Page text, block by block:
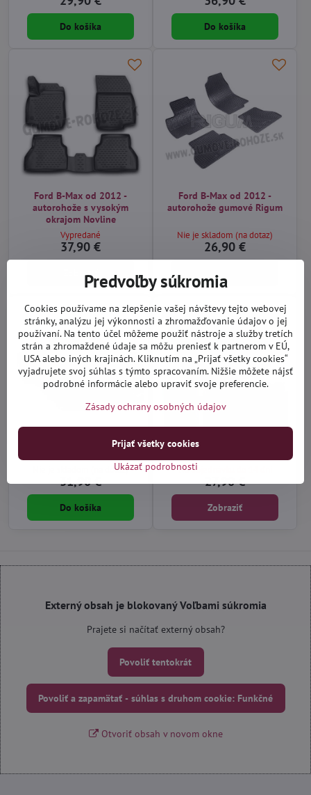
Do košíka Do košíka
Ford B-Max od 2012 -
autorohože s vysokým
okrajom Novline
Vypredané
37,90 €
Zobraziť
Ford B-Max od 2012 -
autorohože gumové Rigum
Nie je skladom (na dotaz)
26,90 €
Do košíka
Ford B-Max od 2015 -
autorohože gumové Gledring
Nie je skladom (na dotaz)
31,90 €
Do košíka
Ford B-Max od 2012 -
Na objednávku do 14 dní
27,90 €
Zobraziť
Externý obsah je blokovaný Voľbami súkromia
Prajete si načítať externý obsah?
Povoliť tentokrát
Povoliť a zapamätať - súhlas s druhom cookie: Funkčné
Otvoriť obsah v novom okne
Predvoľby súkromia
Cookies používame na zlepšenie vašej návštevy tejto webovej
stránky, analýzu jej výkonnosti a zhromažďovanie údajov o jej
používaní. Na tento účel môžeme použiť nástroje a služby tretích
strán a zhromaždené údaje sa môžu preniesť k partnerom v EÚ,
USA alebo iných krajinách. Kliknutím na „Prijať všetky cookies“
vyjadrujete svoj súhlas s týmto spracovaním. Nižšie môžete nájsť
podrobné informácie alebo upraviť svoje preferencie.
Zásady ochrany osobných údajov
Ukázať podrobnosti
Prijať všetky cookies